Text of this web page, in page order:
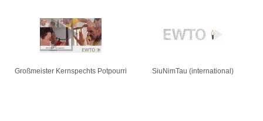
Großmeister Kernspechts Potpourri SiuNimTau (international)